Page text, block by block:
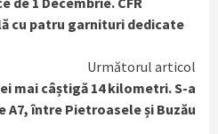
cu patru garnituri dedicate
Următorul articol
mai câștigă 14 kilometri. S-a
A7, între Pietroasele și Buzău